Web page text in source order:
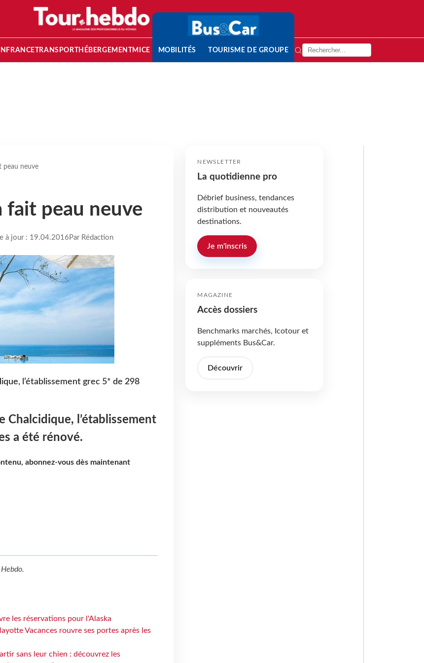
FRANCETRANSPORT HÉBERGEMENTMICE MOBILITÉS TOURISME DE GROUPE
peau neuve
fait peau neuve
à jour : 19.04.2016 Par Rédaction
l’établissement grec 5* de 298
Chalcidique, l’établissement
a été rénové.
abonnez-vous dès maintenant
Hebdo.
les réservations pour l'Alaska
Vacances rouvre ses portes après les
sans leur chien : découvrez les
NEWSLETTER
La quotidienne pro
Débrief business, tendances
distribution et nouveautés
destinations.
Je m'inscris
MAGAZINE
Accès dossiers
Benchmarks marchés, Icotour et
suppléments Bus&Car.
Découvrir